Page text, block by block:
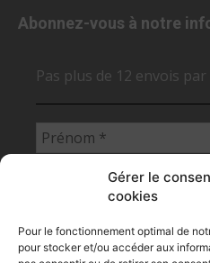
Gérer le
cookies
Pour le fonctionnement optimal de
pour stocker et/ou accéder aux
Abonnez-vous à notre
Pas plus de 12 envois par